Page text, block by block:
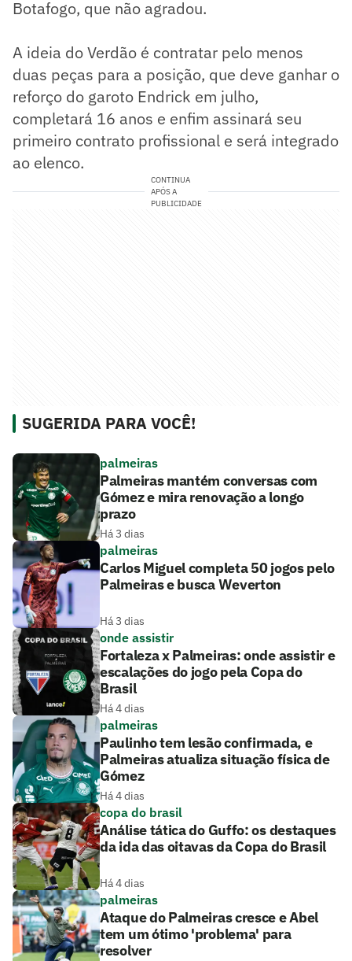
Botafogo, que não agradou.
A ideia do Verdão é contratar pelo menos
duas peças para a posição, que deve ganhar o
reforço do garoto Endrick em julho,
completará 16 anos e enfim assinará seu
primeiro contrato profissional e será integrado
ao elenco.
CONTINUA
APÓS A
PUBLICIDADE
SUGERIDA PARA VOCÊ!
palmeiras
Palmeiras mantém conversas com
Gómez e mira renovação a longo
prazo
Há 3 dias
palmeiras
Carlos Miguel completa 50 jogos pelo
Palmeiras e busca Weverton
Há 3 dias
onde assistir
Fortaleza x Palmeiras: onde assistir e
escalações do jogo pela Copa do
Brasil
Há 4 dias
palmeiras
Paulinho tem lesão confirmada, e
Palmeiras atualiza situação física de
Gómez
Há 4 dias
copa do brasil
Análise tática do Guffo: os destaques
da ida das oitavas da Copa do Brasil
Há 4 dias
palmeiras
Ataque do Palmeiras cresce e Abel
tem um ótimo 'problema' para
resolver